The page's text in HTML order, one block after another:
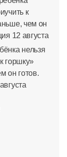
нельзя
горшку»
он готов.